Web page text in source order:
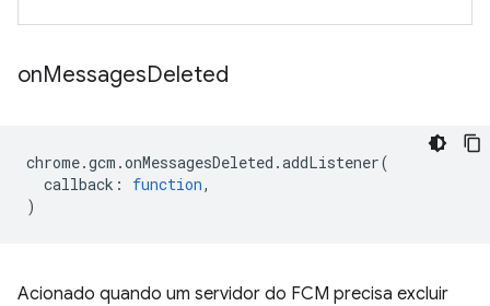
onMessagesDeleted
chrome.gcm .onMessagesDeleted .addListener(
callback : function,
)
Acionado quando um servidor do FCM precisa excluir